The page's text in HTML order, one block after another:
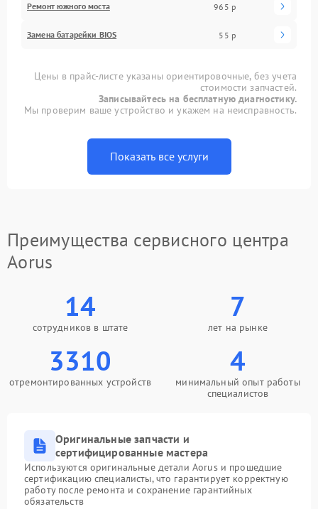
Ремонт южного моста 965 р
Замена батарейки BIOS 55 р
Цены в прайс-листе указаны ориентировочные, без учета
стоимости запчастей.
Записывайтесь на бесплатную диагностику.
Мы проверим ваше устройство и укажем на неисправность.
Показать все услуги
Преимущества сервисного центра
Aorus
14
сотрудников в штате
7
лет на рынке
3310
отремонтированных устройств
4
минимальный опыт работы
специалистов
Оригинальные запчасти и
сертифицированные мастера
Используются оригинальные детали Aorus и прошедшие
сертификацию специалисты, что гарантирует корректную
работу после ремонта и сохранение гарантийных
обязательств